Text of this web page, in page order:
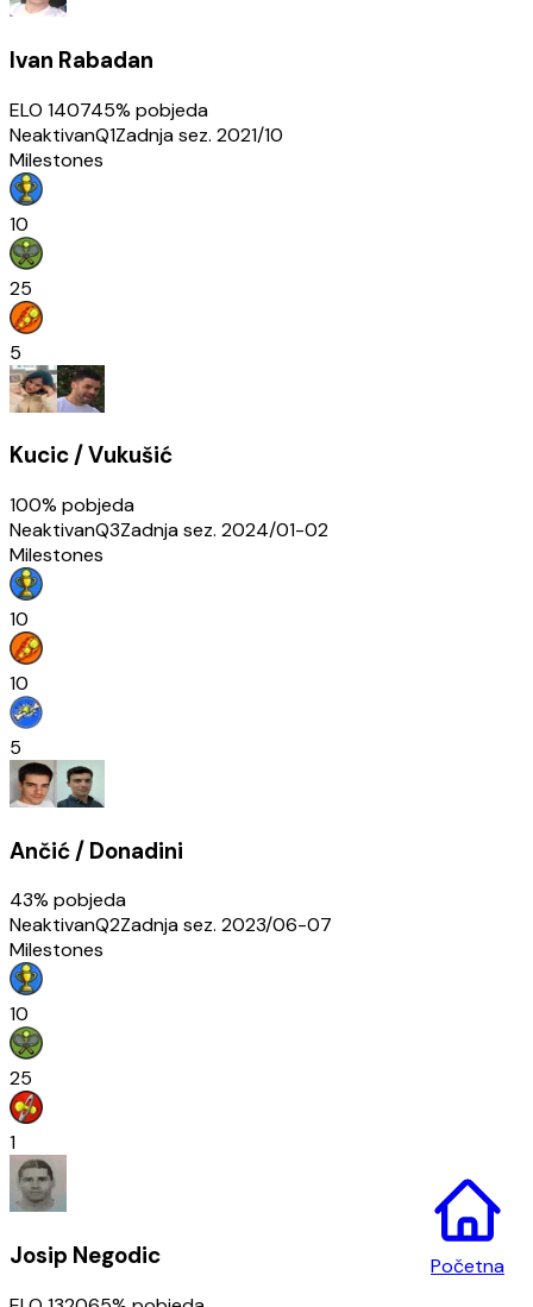
Ivan Rabadan
ELO 140745% pobjeda
NeaktivanQ1Zadnja sez. 2021/10
Milestones
10
25
5
Kucic / Vukušić
100% pobjeda
NeaktivanQ3Zadnja sez. 2024/01-02
Milestones
10
10
5
Ančić / Donadini
43% pobjeda
NeaktivanQ2Zadnja sez. 2023/06-07
Milestones
10
25
1
Josip Negodic Početna